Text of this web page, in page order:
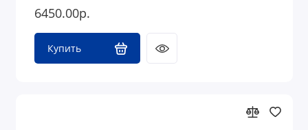
6450.00р.
Купить